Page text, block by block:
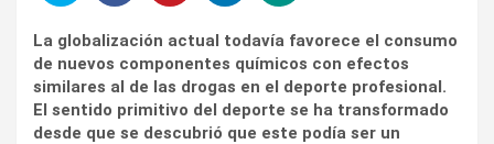
La globalización actual todavía favorece el consumo
de nuevos componentes químicos con efectos
similares al de las drogas en el deporte profesional.
El sentido primitivo del deporte se ha transformado
desde que se descubrió que este podía ser un